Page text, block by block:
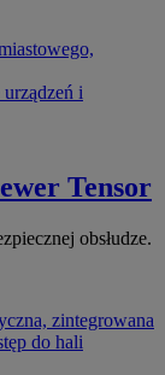
i
Tensor
obsłudze.
zintegrowana
do hali